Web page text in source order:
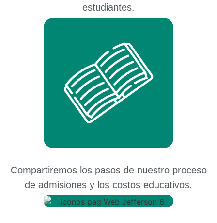
estudiantes.
Compartiremos los pasos de nuestro proceso
de admisiones y los costos educativos.